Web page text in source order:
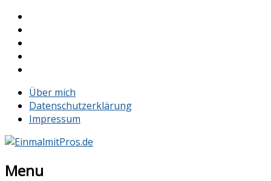
Über mich
Datenschutzerklärung
Impressum
Menu